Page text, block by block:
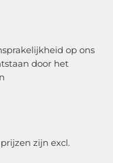
op ons
door het
zijn excl.